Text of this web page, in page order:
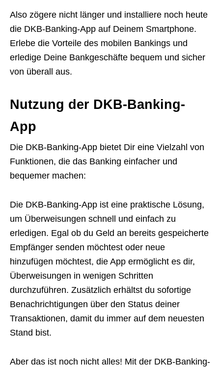
Also zögere nicht länger und installiere noch heute
die DKB-Banking-App auf Deinem Smartphone.
Erlebe die Vorteile des mobilen Bankings und
erledige Deine Bankgeschäfte bequem und sicher
von überall aus.
Nutzung der DKB-Banking-
App
Die DKB-Banking-App bietet Dir eine Vielzahl von
Funktionen, die das Banking einfacher und
bequemer machen:
Die DKB-Banking-App ist eine praktische Lösung,
um Überweisungen schnell und einfach zu
erledigen. Egal ob du Geld an bereits gespeicherte
Empfänger senden möchtest oder neue
hinzufügen möchtest, die App ermöglicht es dir,
Überweisungen in wenigen Schritten
durchzuführen. Zusätzlich erhältst du sofortige
Benachrichtigungen über den Status deiner
Transaktionen, damit du immer auf dem neuesten
Stand bist.
Aber das ist noch nicht alles! Mit der DKB-Banking-